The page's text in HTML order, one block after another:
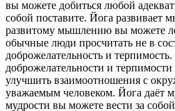
вы можете добиться любой
собой поставите. Йога развивает
развитому мышлению вы можете
обычные люди просчитать не в
доброжелательность и терпимость.
доброжелательности и
улучшить взаимоотношения с
уважаемым человеком. Йога даёт
мудрости вы можете вести за